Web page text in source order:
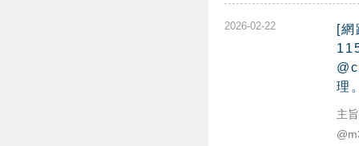
2026-02-22
[
理
主